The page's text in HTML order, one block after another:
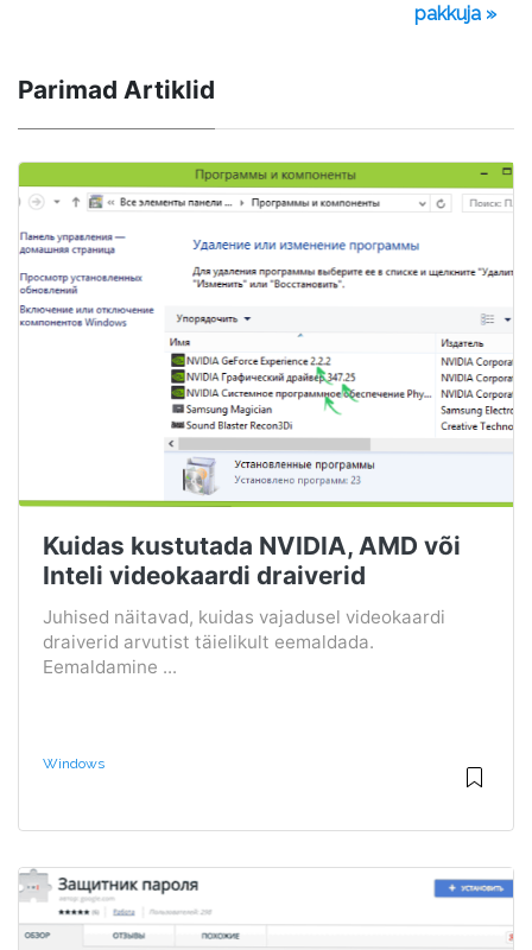
pakkuja »
Parimad Artiklid
Kuidas kustutada NVIDIA, AMD või
Inteli videokaardi draiverid
Juhised näitavad, kuidas vajadusel videokaardi
draiverid arvutist täielikult eemaldada.
Eemaldamine ...
Windows